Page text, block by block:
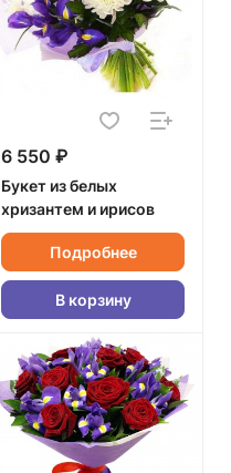
6 550 ₽
Букет из белых
хризантем и ирисов
Подробнее
В корзину